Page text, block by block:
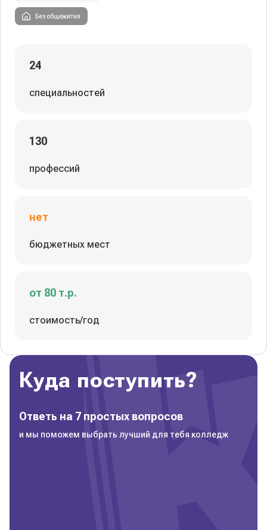
Без общежития
24
специальностей
130
профессий
нет
бюджетных мест
от 80 т.р.
стоимость/год
Куда поступить?
Ответь на 7 простых вопросов
и мы поможем выбрать лучший для тебя колледж